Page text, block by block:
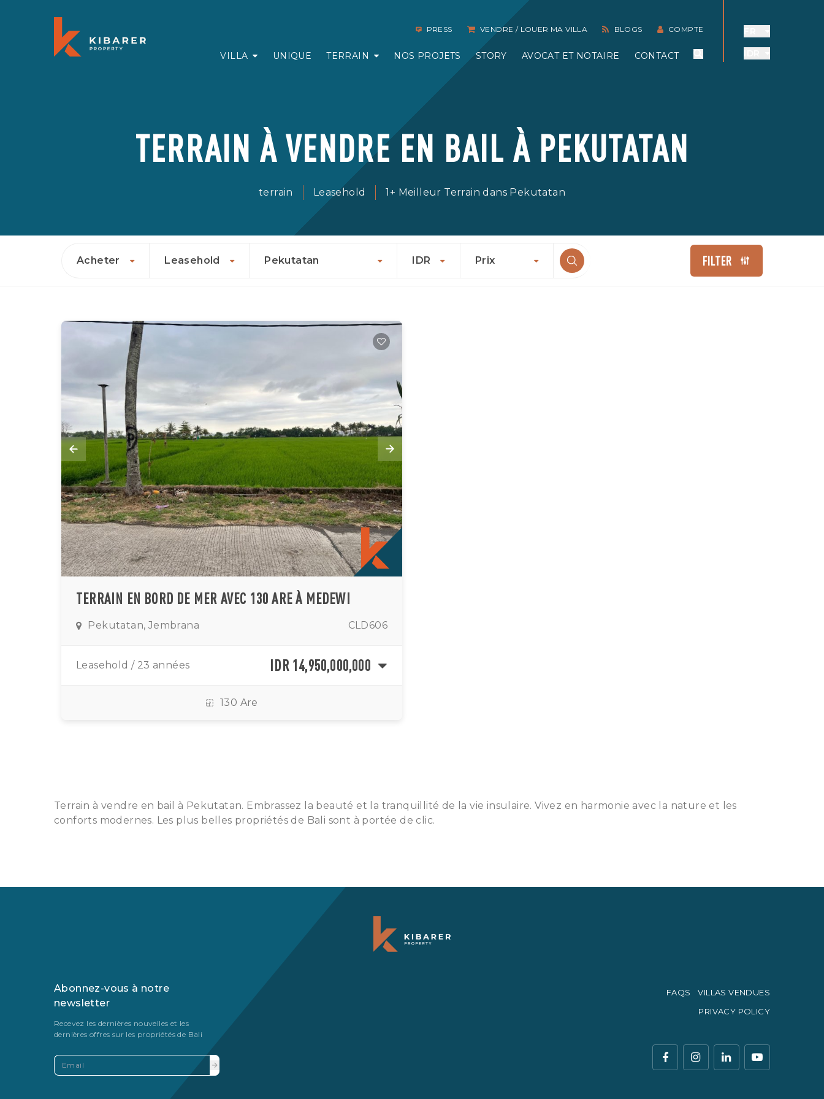
PRESS VENDRE / LOUER MA VILLA BLOGS COMPTE
VILLA UNIQUE TERRAIN NOS PROJETS STORY AVOCAT ET NOTAIRE CONTACT
TERRAIN À VENDRE EN BAIL À PEKUTATAN
terrain Leasehold 1+ Meilleur Terrain dans Pekutatan
Acheter Leasehold Pekutatan IDR Prix FILTER
TERRAIN EN BORD DE MER AVEC 130 ARE À MEDEWI
Pekutatan, Jembrana CLD606
Leasehold / 23 années IDR 14,950,000,000
130 Are
Terrain à vendre en bail à Pekutatan. Embrassez la beauté et la tranquillité de la vie insulaire. Vivez en harmonie avec la nature et les
conforts modernes. Les plus belles propriétés de Bali sont à portée de clic.
Abonnez-vous à notre
newsletter
Recevez les dernières nouvelles et les
dernières offres sur les propriétés de Bali
FAQS
VILLAS VENDUES
PRIVACY POLICY